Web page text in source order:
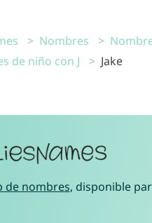
Nombres
de niño con J
Jake
de nombres, disponible